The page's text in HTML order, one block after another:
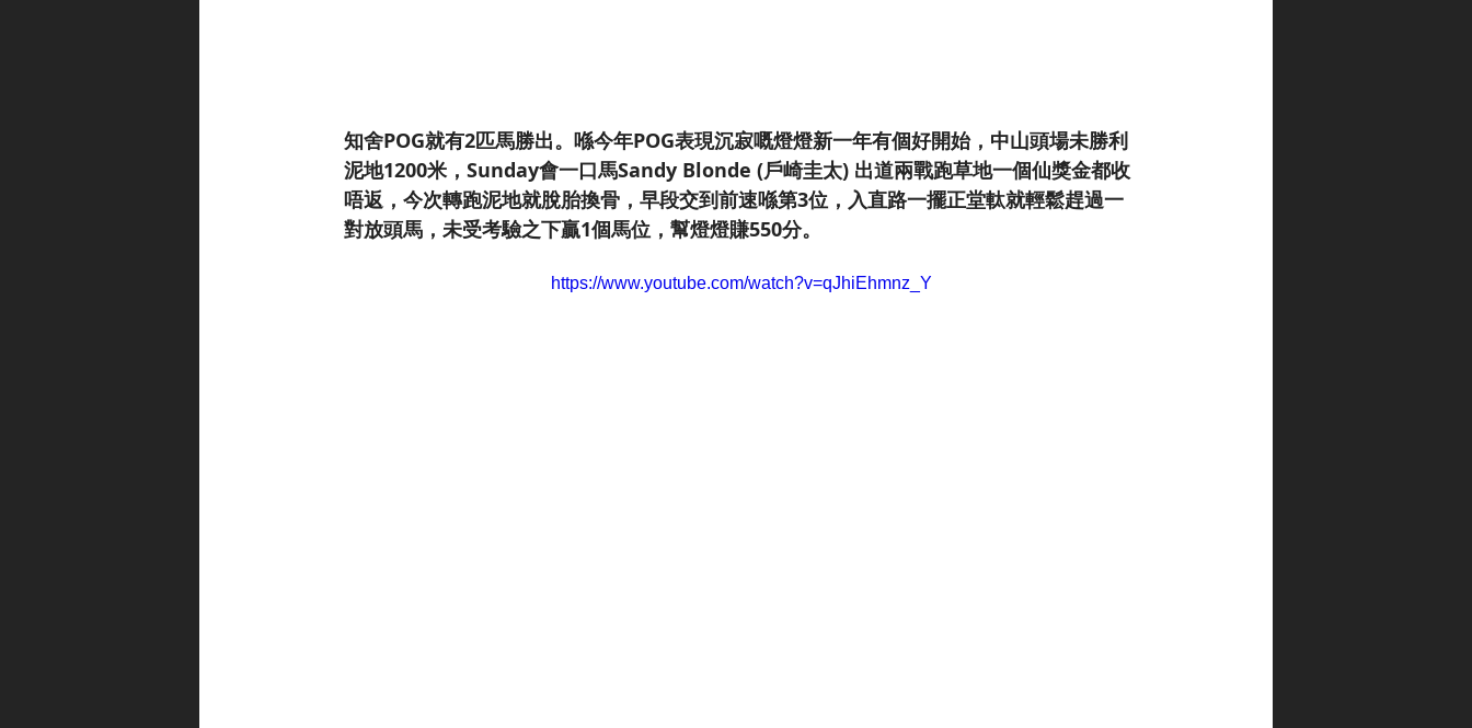
知舍POG就有2匹馬勝出。喺今年POG表現沉寂嘅燈燈新一年有個好開始，中山頭場未勝利
泥地1200米，Sunday會一口馬Sandy Blonde (戶崎圭太) 出道兩戰跑草地一個仙獎金都收
唔返，今次轉跑泥地就脫胎換骨，早段交到前速喺第3位，入直路一擺正堂軚就輕鬆趕過一
對放頭馬，未受考驗之下贏1個馬位，幫燈燈賺550分。
https://www.youtube.com/watch?v=qJhiEhmnz_Y